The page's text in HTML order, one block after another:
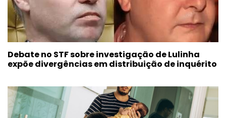
Debate no STF sobre investigação de Lulinha
expõe divergências em distribuição de inquérito